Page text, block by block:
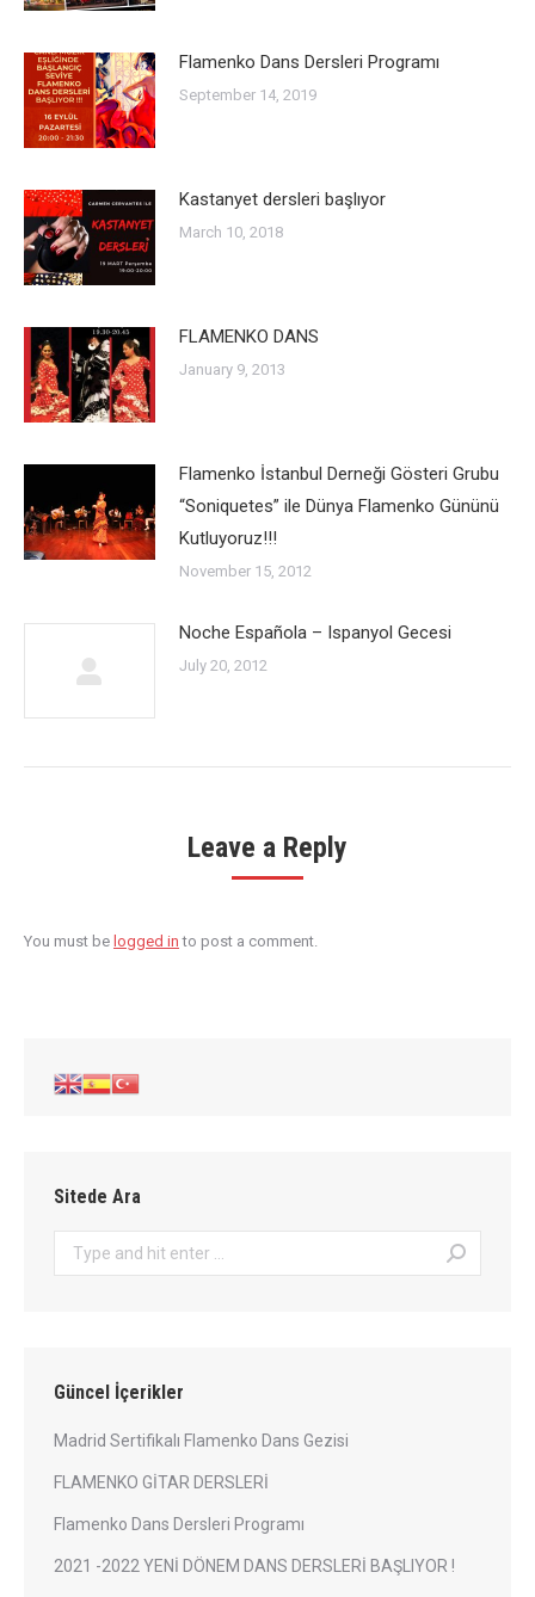
Flamenko Dans Dersleri Programı
September 14, 2019
Kastanyet dersleri başlıyor
March 10, 2018
FLAMENKO DANS
January 9, 2013
Flamenko İstanbul Derneği Gösteri Grubu
“Soniquetes” ile Dünya Flamenko Gününü
Kutluyoruz!!!
November 15, 2012
Noche Española – Ispanyol Gecesi
July 20, 2012
Leave a Reply
You must be logged in to post a comment.
Sitede Ara
Search:
Güncel İçerikler
Madrid Sertifikalı Flamenko Dans Gezisi
FLAMENKO GİTAR DERSLERİ
Flamenko Dans Dersleri Programı
2021 -2022 YENİ DÖNEM DANS DERSLERİ BAŞLIYOR !